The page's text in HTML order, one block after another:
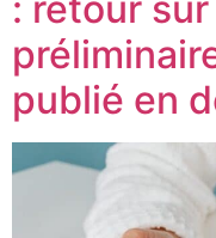
publié en